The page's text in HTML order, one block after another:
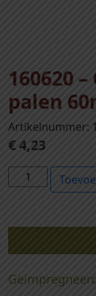
160620
palen
Artikelnummer:
€4,23
6
6
0
-